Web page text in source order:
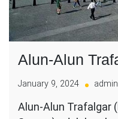
Alun-Alun
January 9, 2024 admin
Alun-Alun Trafalgar